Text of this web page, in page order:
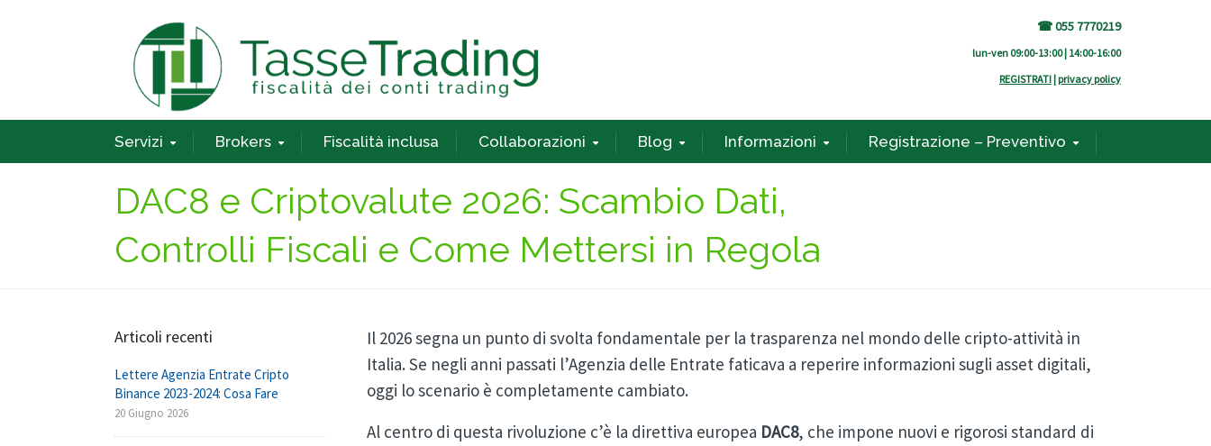
☎ 055 7770219
lun-ven 09:00-13:00 | 14:00-16:00
REGISTRATI | privacy policy
Servizi Brokers Fiscalità inclusa Collaborazioni Blog Informazioni Registrazione – Preventivo
DAC8 e Criptovalute 2026: Scambio Dati,
Controlli Fiscali e Come Mettersi in Regola
Il 2026 segna un punto di svolta fondamentale per la trasparenza nel mondo delle cripto-attività in
Italia. Se negli anni passati l’Agenzia delle Entrate faticava a reperire informazioni sugli asset digitali,
oggi lo scenario è completamente cambiato.
Al centro di questa rivoluzione c’è la direttiva europea DAC8, che impone nuovi e rigorosi standard di
Articoli recenti
Lettere Agenzia Entrate Cripto
Binance 2023-2024: Cosa Fare
20 Giugno 2026